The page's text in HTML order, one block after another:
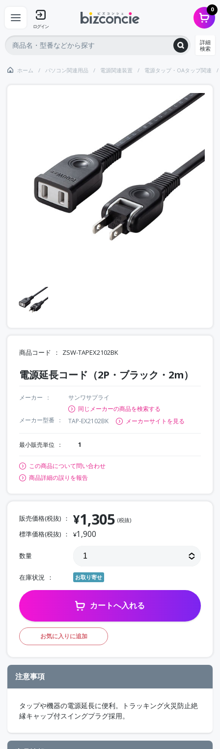
ログイン
0
詳細
検索
ホーム パソコン関連用品 電源関連装置 電源タップ・OAタップ関連
商品コード ZSW-TAPEX2102BK
電源延長コード（2P・ブラック・2m）
メーカー
サンワサプライ
同じメーカーの商品を検索する
メーカー型番
TAP-EX2102BK メーカーサイトを見る
最小販売単位 1
この商品について問い合わせ
商品詳細の誤りを報告
販売価格(税抜) ¥1,305 (税抜)
標準価格(税抜) ¥1,900
数量
在庫状況 お取り寄せ
カートへ入れる
お気に入りに追加
注意事項
タップや機器の電源延長に便利。トラッキング火災防止絶
縁キャップ付スイングプラグ採用。